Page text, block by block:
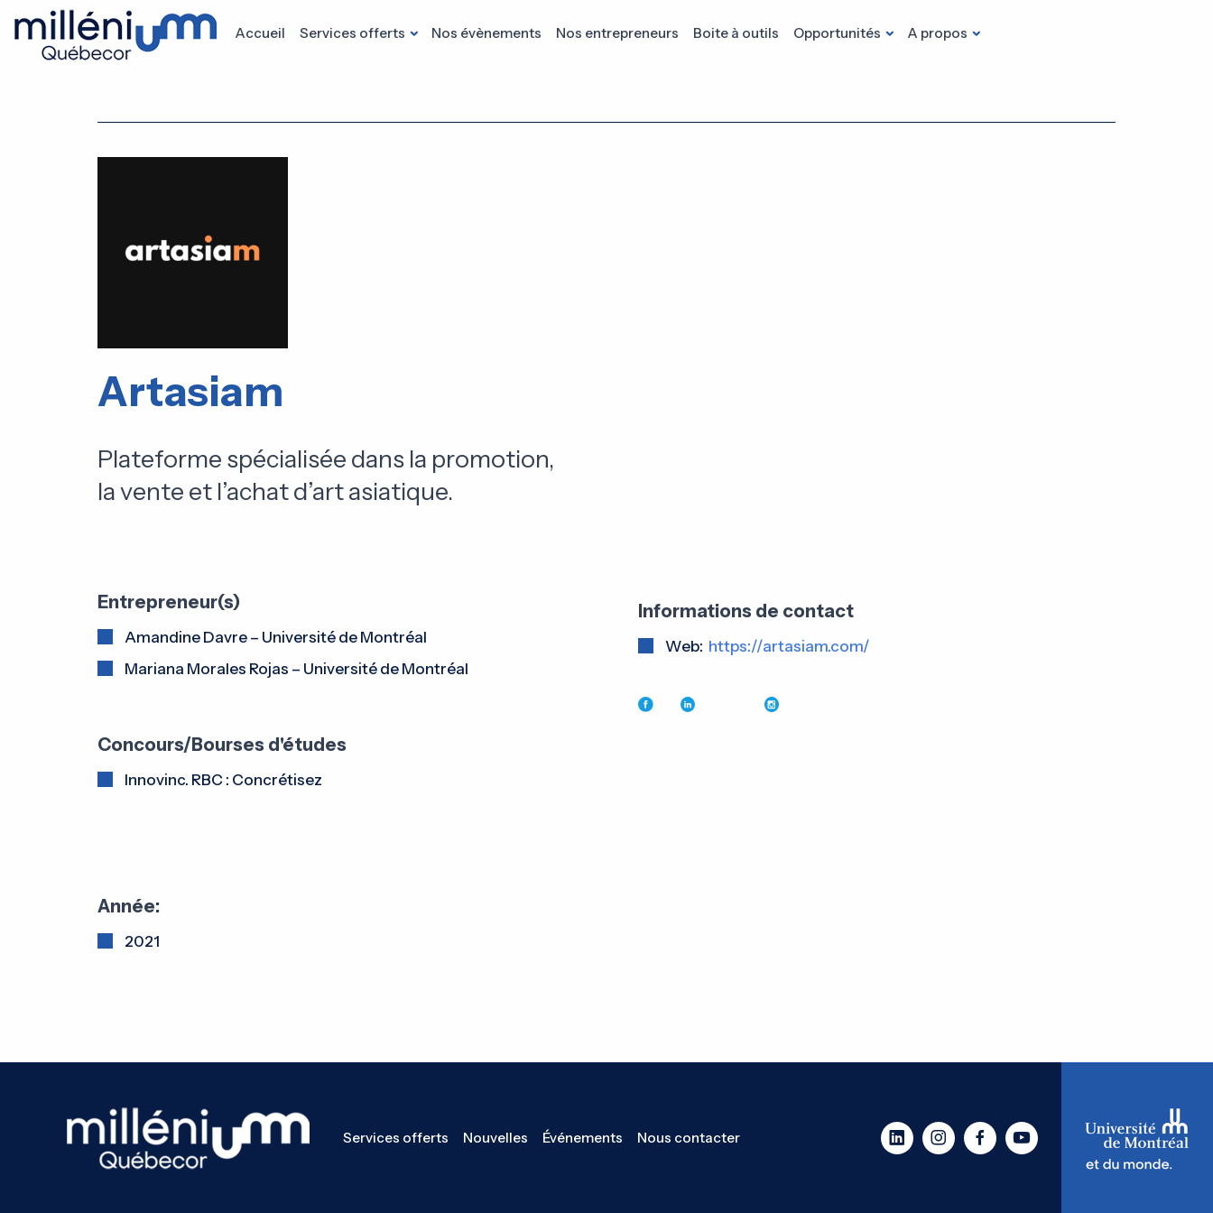
Accueil Services offerts Nos évènements Nos entrepreneurs Boite à outils Opportunités A propos
Artasiam
Plateforme spécialisée dans la promotion,
la vente et l’achat d’art asiatique.
Entrepreneur(s)
Amandine Davre – Université de Montréal
Mariana Morales Rojas – Université de Montréal
Concours/Bourses d'études
Innovinc. RBC : Concrétisez
Année:
2021
Informations de contact
Web: https://artasiam.com/
Services offerts Nouvelles Événements Nous contacter